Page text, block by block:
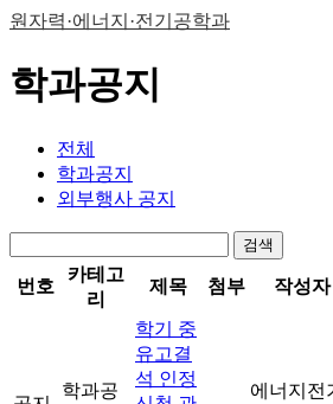
원자력·에너지·전기공학과
학과공지
전체
학과공지
외부행사 공지
검색
번호
카테고
리
제목 첨부 작성자
학과공
학기 중
유고결
석 인정
에너지전